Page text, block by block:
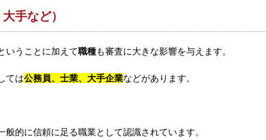
手など）
いうことに加えて職種も審査に大きな影響を与えます。
ては公務員、士業、大手企業などがあります。
的に信頼に足る職業として認識されています。